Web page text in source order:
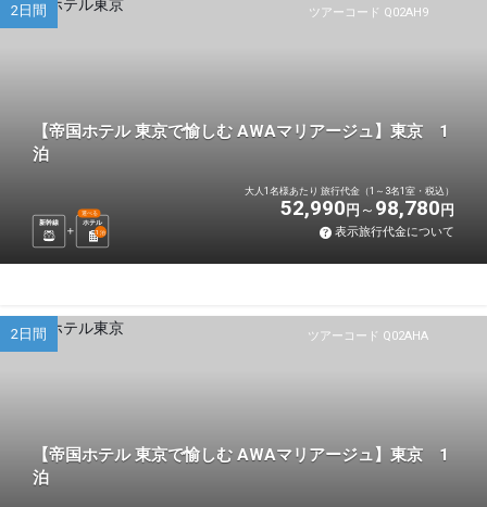
ツアーコード Q02AH9
2日間
【帝国ホテル 東京で愉しむ AWAマリアージュ】東京 1
泊
新幹線 ホテル
選べる
1 泊
大人1名様あたり 旅行代金（1～3名1室・税込）
52,990 円 98,780 円
表示旅行代金について
ツアーコード Q02AHA
2日間
【帝国ホテル 東京で愉しむ AWAマリアージュ】東京 1
泊